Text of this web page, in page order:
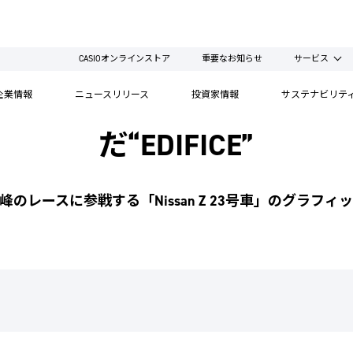
CASIOオンラインストア 重要なお知らせ サービス
業情報 ニュースリリース 投資家情報 サステナビリテ
スカーのデザインを時
だ“EDIFICE”
のレースに参戦する「Nissan Z 23号車」のグラフィ